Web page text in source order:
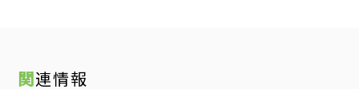
関連情報